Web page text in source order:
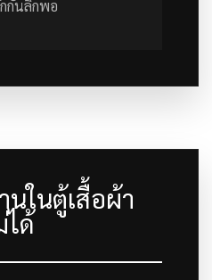
กันลึกพอ
ในตู้เสื้อผ้า
ด้